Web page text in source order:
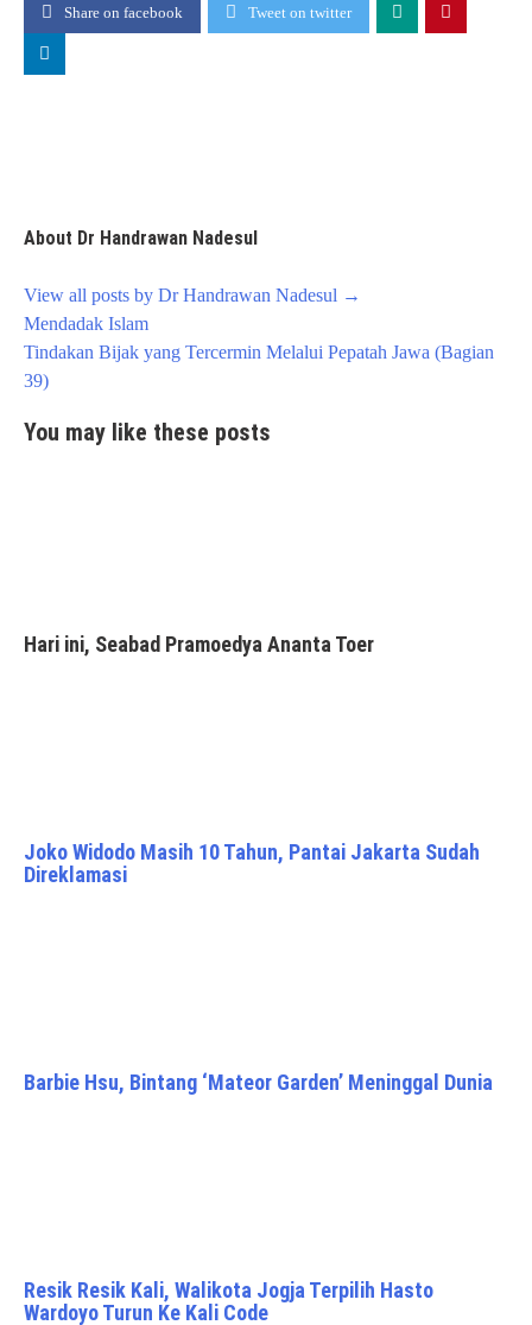
Share on facebook Tweet on twitter
About Dr Handrawan Nadesul
View all posts by Dr Handrawan Nadesul →
Post
navigation
Mendadak Islam
Tindakan Bijak yang Tercermin Melalui Pepatah Jawa (Bagian
39)
You may like these posts
Hari ini, Seabad Pramoedya Ananta Toer
Joko Widodo Masih 10 Tahun, Pantai Jakarta Sudah
Direklamasi
Barbie Hsu, Bintang ‘Mateor Garden’ Meninggal Dunia
Resik Resik Kali, Walikota Jogja Terpilih Hasto
Wardoyo Turun Ke Kali Code